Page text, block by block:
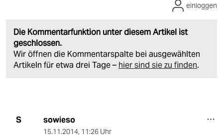
Die Kommentarfunktion unter diesem Artikel ist
geschlossen.
Wir öffnen die Kommentarspalte bei ausgewählten
Artikeln für etwa drei Tage – hier sind sie zu finden.
einloggen
S sowieso
15.11.2014, 11:26 Uhr